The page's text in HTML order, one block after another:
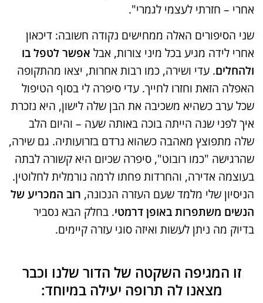
אחרי – חזרתי לעצמי לגמרי".
שני הסיפורים האלה ממחישים נקודה חשובה: דיכאון
אחרי לידה מגיע בכל מיני צורות, אבל אפשר לטפל בו
ולהחלים. עדי ושירה, כמו רבות אחרות, יצאו מהתקופה
האפלה הזאת וחזרו לחייך. עדי סיפרה לי בסוף הטיפול
שכל ערב כשהיא משכיבה את הבן שלה לישון, היא נזכרת
איך לפני שנה הייתה בוכה באותה שעה – והיום הלב
שלה מתפוצץ מאהבה כשהוא נרדם בזרועותיה. גם שירה,
שהרגישה "כמו רובוט", סיפרה שכיום היא קשורה לבתה
בעוצמה אדירה, והחרדות פחתו לרמה נורמלית לחלוטין.
הניסיון שלי מלמד שעם העזרה הנכונה, רוב המכריע של
הנשים משתפרות באופן דרמטי. בחלק הבא נסביר
בדיוק מה ניתן לעשות ואיזה סוגי עזרה קיימים.
זו המגיפה השקטה של הדור שלנו וכבר
מצאנו לה תרופה יעילה במיוחד: